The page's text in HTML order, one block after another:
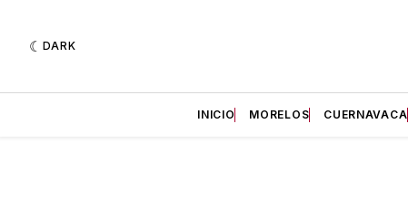
DARK
INICIO MORELOS CUERNAVACA